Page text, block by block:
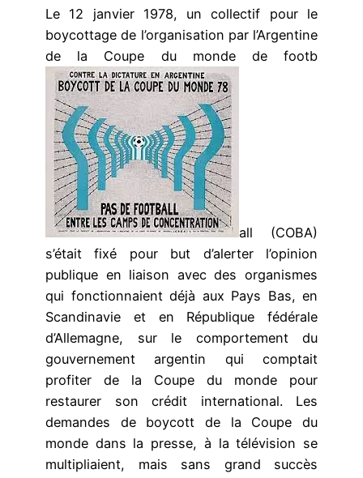
Le 12 janvier 1978, un collectif pour le
boycottage de l’organisation par l’Argentine
de la Coupe du monde de footb
all (COBA)
s’était fixé pour but d’alerter l’opinion
publique en liaison avec des organismes
qui fonctionnaient déjà aux Pays Bas, en
Scandinavie et en République fédérale
d’Allemagne, sur le comportement du
gouvernement argentin qui comptait
profiter de la Coupe du monde pour
restaurer son crédit international. Les
demandes de boycott de la Coupe du
monde dans la presse, à la télévision se
multipliaient, mais sans grand succès